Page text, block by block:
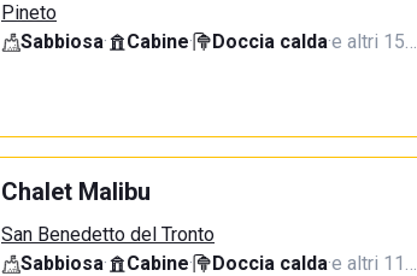
Pineto
Sabbiosa· Cabine· Doccia calda·e altri 15…
Chalet Malibu
San Benedetto del Tronto
Sabbiosa· Cabine· Doccia calda·e altri 11…